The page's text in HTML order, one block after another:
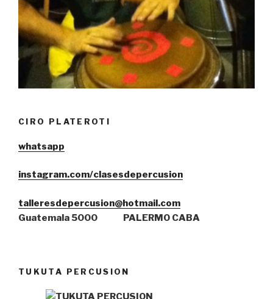
CIRO PLATEROTI
whatsapp
instagram.com/clasesdepercusion
talleresdepercusion@hotmail.com
Guatemala 5000 PALERMO CABA
TUKUTA PERCUSION